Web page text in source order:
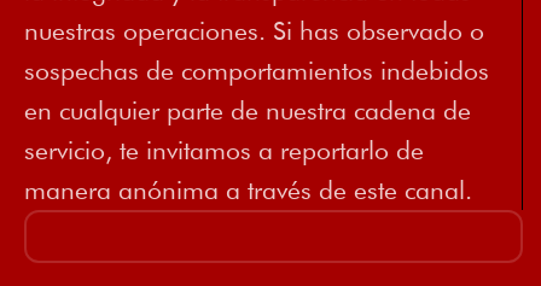
nuestras operaciones. Si has observado o
sospechas de comportamientos indebidos
en cualquier parte de nuestra cadena de
servicio, te invitamos a reportarlo de
manera anónima a través de este canal.